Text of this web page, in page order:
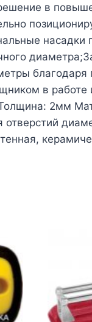
в
насадки
благодаря
в работе
2мм